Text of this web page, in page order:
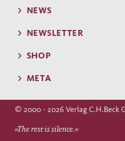
NEWS
NEWSLETTER
SHOP
META
© 2000 - 2026 Verlag C.H.Beck
»The rest is silence.«